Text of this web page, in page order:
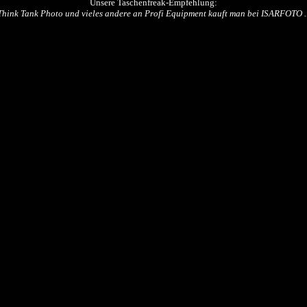
Unsere Taschenfreak-Empfehlung:
Tank Photo und vieles andere an Profi Equipment kauft man bei ISARFOTO